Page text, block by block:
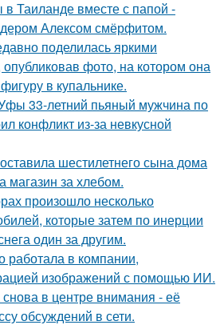
в Таиланде вместе с папой -
Алексом смёрфитом.
поделилась яркими
фото, на котором она
в купальнике.
33-летний пьяный мужчина по
конфликт из-за невкусной
шестилетнего сына дома
магазин за хлебом.
произошло несколько
которые затем по инерции
один за другим.
работала в компании,
изображений с помощью ИИ.
в центре внимания - её
обсуждений в сети.